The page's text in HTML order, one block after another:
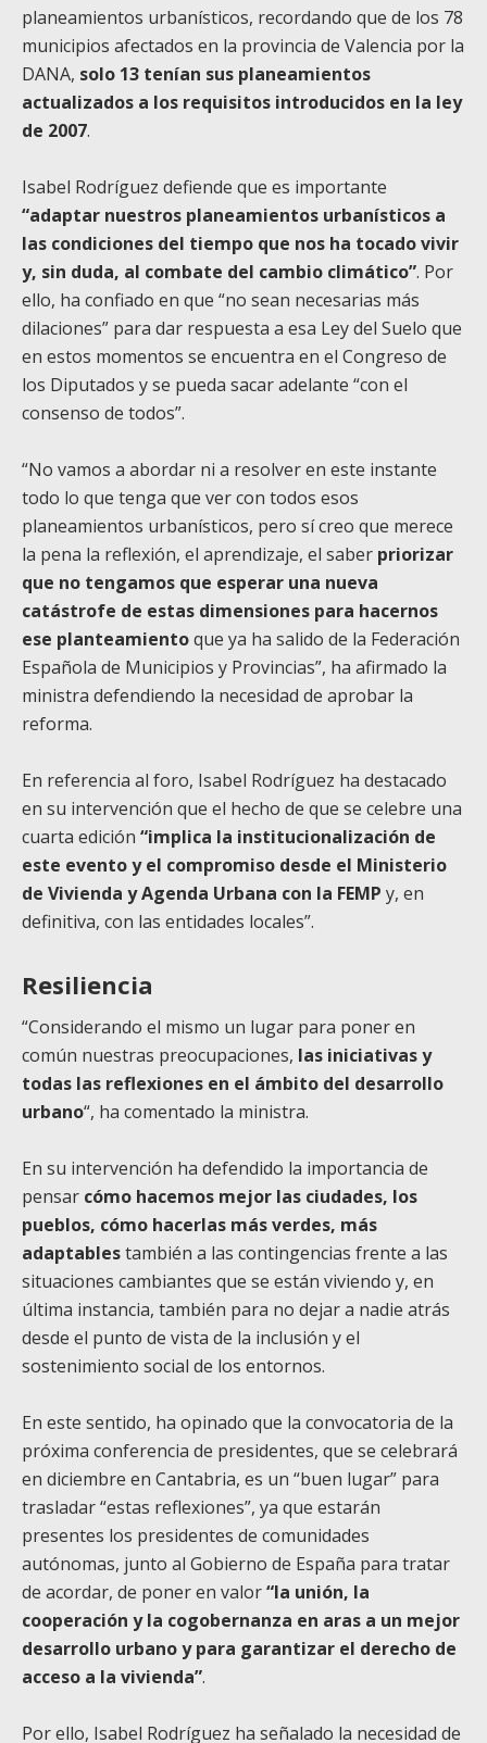
planeamientos urbanísticos, recordando que de los 78
municipios afectados en la provincia de Valencia por la
DANA, solo 13 tenían sus planeamientos
actualizados a los requisitos introducidos en la ley
de 2007.
Isabel Rodríguez defiende que es importante
“adaptar nuestros planeamientos urbanísticos a
las condiciones del tiempo que nos ha tocado vivir
y, sin duda, al combate del cambio climático”. Por
ello, ha confiado en que “no sean necesarias más
dilaciones” para dar respuesta a esa Ley del Suelo que
en estos momentos se encuentra en el Congreso de
los Diputados y se pueda sacar adelante “con el
consenso de todos”.
“No vamos a abordar ni a resolver en este instante
todo lo que tenga que ver con todos esos
planeamientos urbanísticos, pero sí creo que merece
la pena la reflexión, el aprendizaje, el saber priorizar
que no tengamos que esperar una nueva
catástrofe de estas dimensiones para hacernos
ese planteamientoque ya ha salido de la Federación
Española de Municipios y Provincias”, ha afirmado la
ministra defendiendo la necesidad de aprobar la
reforma.
En referencia al foro, Isabel Rodríguez ha destacado
en su intervención que el hecho de que se celebre una
cuarta edición “implica la institucionalización de
este evento y el compromiso desde el Ministerio
de Vivienda y Agenda Urbana con la FEMP y, en
definitiva, con las entidades locales”.
Resiliencia
“Considerando el mismo un lugar para poner en
común nuestras preocupaciones, las iniciativas y
todas las reflexiones en el ámbito del desarrollo
urbano“, ha comentado la ministra.
En su intervención ha defendido la importancia de
pensar cómo hacemos mejor las ciudades, los
pueblos, cómo hacerlas más verdes, más
adaptablestambién a las contingencias frente a las
situaciones cambiantes que se están viviendo y, en
última instancia, también para no dejar a nadie atrás
desde el punto de vista de la inclusión y el
sostenimiento social de los entornos.
En este sentido, ha opinado que la convocatoria de la
próxima conferencia de presidentes, que se celebrará
en diciembre en Cantabria, es un “buen lugar” para
trasladar “estas reflexiones”, ya que estarán
presentes los presidentes de comunidades
autónomas, junto al Gobierno de España para tratar
de acordar, de poner en valor“la unión, la
cooperación y la cogobernanza en aras a un mejor
desarrollo urbano y para garantizar el derecho de
acceso a la vivienda”.
Por ello, Isabel Rodríguez ha señalado la necesidad de